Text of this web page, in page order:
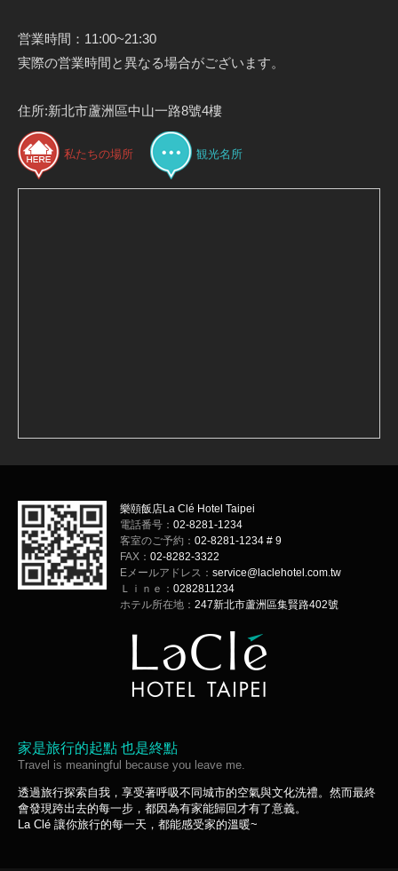
営業時間：11:00~21:30
実際の営業時間と異なる場合がございます。
住所:新北市蘆洲區中山一路8號4樓
私たちの場所 観光名所
樂頤飯店La Clé Hotel Taipei
電話番号： 02-8281-1234
客室のご予約： 02-8281-1234 # 9
FAX： 02-8282-3322
Eメールアドレス： service@laclehotel.com.tw
Ｌｉｎｅ： 0282811234
ホテル所在地： 247新北市蘆洲區集賢路402號
家是旅行的起點 也是終點
Travel is meaningful because you leave me.
透過旅行探索自我，享受著呼吸不同城市的空氣與文化洗禮。然而最終
會發現跨出去的每一步，都因為有家能歸回才有了意義。
La Clé 讓你旅行的每一天，都能感受家的溫暖~